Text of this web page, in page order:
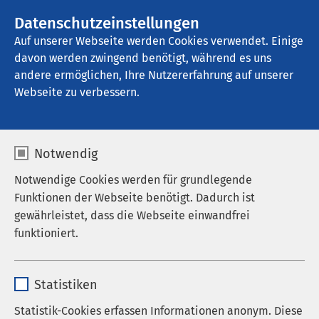
Datenschutzeinstellungen
Auf unserer Webseite werden Cookies verwendet. Einige
davon werden zwingend benötigt, während es uns
andere ermöglichen, Ihre Nutzererfahrung auf unserer
Webseite zu verbessern.
Notwendig
Notwendige Cookies werden für grundlegende
Funktionen der Webseite benötigt. Dadurch ist
gewährleistet, dass die Webseite einwandfrei
funktioniert.
Anbieter sgalinski
Statistiken
Statistik-Cookies erfassen Informationen anonym. Diese
AMEOS Klinikum Hildesheim